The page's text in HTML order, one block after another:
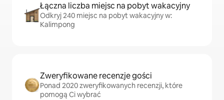
Łączna liczba miejsc na pobyt wakacyjny
Odkryj 240 miejsc na pobyt wakacyjny w:
Kalimpong
Zweryfikowane recenzje gości
Ponad 2020 zweryfikowanych recenzji, które
pomogą Ci wybrać